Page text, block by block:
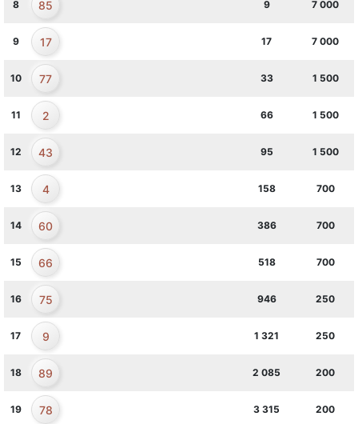
8 85 9 7 000
9 17 17 7 000
10 77 33 1 500
11 2 66 1 500
12 43 95 1 500
13 4 158 700
14 60 386 700
15 66 518 700
16 75 946 250
17 9 1 321 250
18 89 2 085 200
19 78 3 315 200